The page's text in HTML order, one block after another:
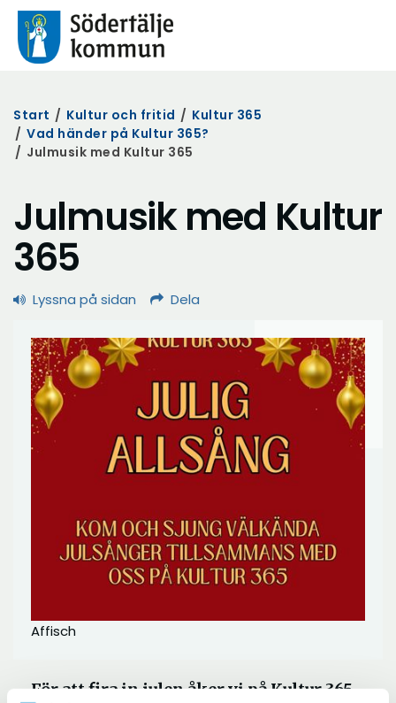
Start / Kultur och fritid / Kultur 365
/ Vad händer på Kultur 365?
/ Julmusik med Kultur 365
Julmusik med Kultur
365
Lyssna på sidan Dela
Affisch
För att fira in julen åker vi på Kultur 365